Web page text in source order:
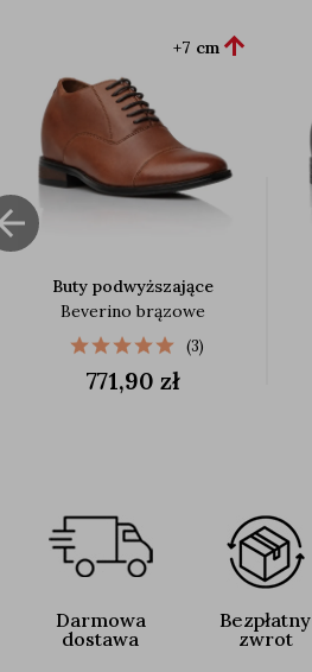
Buty podwyższające
Beverino brązowe
+7 cm 
(3)
771,90 zł
Darmowa
dostawa
Bezpłatny
zwrot